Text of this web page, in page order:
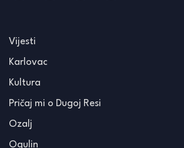
Vijesti
Karlovac
Kultura
Pričaj mi o Dugoj Resi
Ozalj
Ogulin